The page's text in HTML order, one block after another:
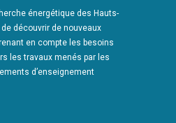
énergétique des Hauts-
découvrir de nouveaux
en compte les besoins
les travaux menés par les
d’enseignement